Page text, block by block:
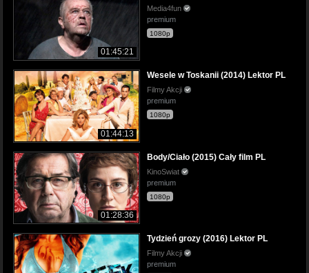
01:45:21
Media4fun
premium
1080p
01:44:13
Wesele w Toskanii (2014) Lektor PL
Filmy Akcji
premium
1080p
01:28:36
Body/Ciało (2015) Cały film PL
KinoSwiat
premium
1080p
Tydzień grozy (2016) Lektor PL
Filmy Akcji
premium